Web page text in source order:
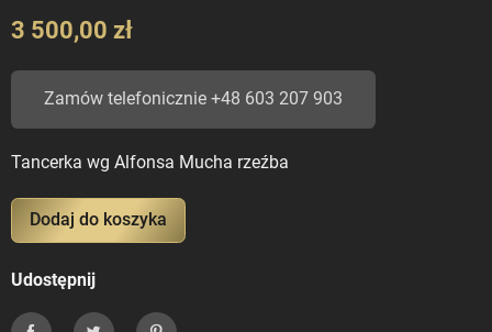
3 500,00 zł
Zamów telefonicznie +48 603 207 903
Tancerka wg Alfonsa Mucha rzeźba
Dodaj do koszyka
Udostępnij